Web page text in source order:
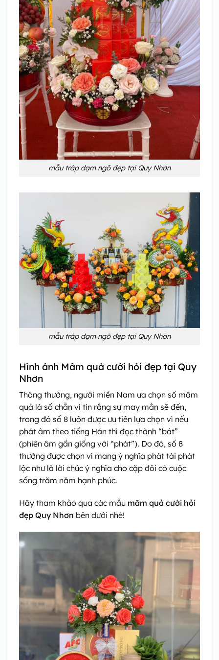
mẫu tráp dạm ngõ đẹp tại Quy Nhơn
mẫu tráp dạm ngõ đẹp tại Quy Nhơn
Hình ảnh Mâm quả cưới hỏi đẹp tại Quy
Nhơn
Thông thường, người miền Nam ưa chọn số mâm
quả là số chẵn vì tin rằng sự may mắn sẽ đến,
trong đó số 8 luôn được ưu tiên lựa chọn vì nếu
phát âm theo tiếng Hán thì đọc thành “bát”
(phiên âm gần giống với “phát”). Do đó, số 8
thường được chọn vì mang ý nghĩa phát tài phát
lộc như là lời chúc ý nghĩa cho cặp đôi có cuộc
sống trăm năm hạnh phúc.
Hãy tham khảo qua các mẫu mâm quả cưới hỏi
đẹp Quy Nhơn bên dưới nhé!